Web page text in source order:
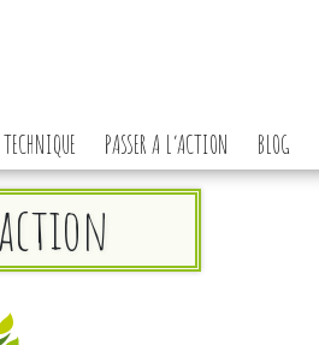
PASSER A L’ACTION BLOG